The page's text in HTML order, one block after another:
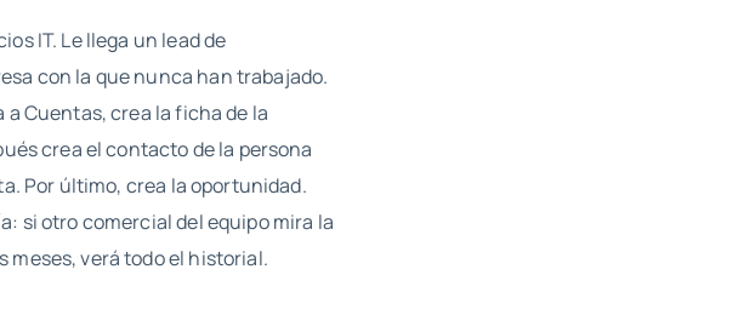
IT. Le llega un lead de
con la que nunca han trabajado.
Cuentas, crea la ficha de la
crea el contacto de la persona
Por último, crea la oportunidad.
si otro comercial del equipo mira la
verá todo el historial.